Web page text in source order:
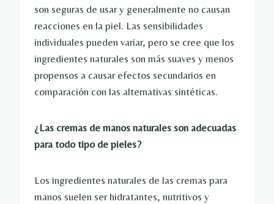
son seguras de usar y generalmente no causan
reacciones en la piel. Las sensibilidades
individuales pueden variar, pero se cree que los
ingredientes naturales son más suaves y menos
propensos a causar efectos secundarios en
comparación con las alternativas sintéticas.
¿Las cremas de manos naturales son adecuadas
para todo tipo de pieles?
Los ingredientes naturales de las cremas para
manos suelen ser hidratantes, nutritivos y